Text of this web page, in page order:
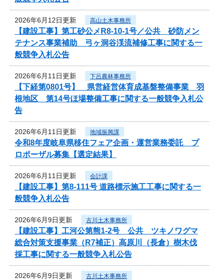
2026年6月12日更新 高山土木事務所
【建設工事】第工砂公メR8-10-1号／公共 砂防メン
テナンス事業補助 弓ヶ洞谷渓流補修工事に関する一
般競争入札公告
2026年6月11日更新 下呂農林事務所
【下経第0801号】 県営経営体育成基盤整備事業 羽
根地区 第14号ほ場整備工事に関する一般競争入札公
告
2026年6月11日更新 地域振興課
令和8年度岐阜県移住フェア企画・運営業務委託 プ
ロポーザル募集【選定結果】
2026年6月11日更新 会計課
【建設工事】第8-111号 道路標示施工工事に関する一
般競争入札公告
2026年6月9日更新 古川土木事務所
【建設工事】工河公第熊1-2号 公共 ツキノワグマ
総合対策支援事業（R7補正）高原川（長倉）樹木伐
採工事に関する一般競争入札公告
2026年6月9日更新 古川土木事務所